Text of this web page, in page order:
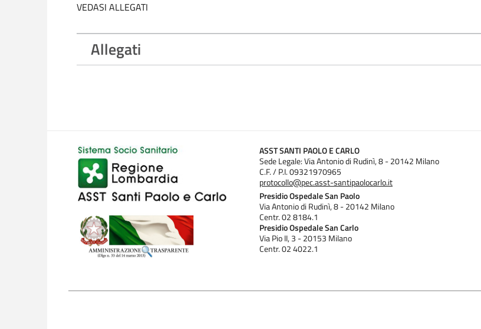
VEDASI ALLEGATI
Allegati
ASST SANTI PAOLO E CARLO
Sede Legale: Via Antonio di Rudinì, 8 - 20142 Milano
C.F. / P.I. 09321970965
protocollo@pec.asst-santipaolocarlo.it
Presidio Ospedale San Paolo
Via Antonio di Rudinì, 8 - 20142 Milano
Centr. 02 8184.1
Presidio Ospedale San Carlo
Via Pio II, 3 - 20153 Milano
Centr. 02 4022.1